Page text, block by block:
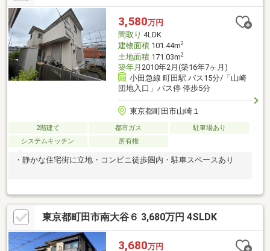
3,580万円
間取り 4LDK
建物面積101.44m2
土地面積171.03m2
築年月 2010年2月(築16年7ヶ月)
小田急線 町田駅 バス15分/「山崎
団地入口」バス停 停歩5分
東京都町田市山崎１
2階建て 都市ガス
駐車場あり
システムキッチン
所有権
・静かな住宅街に立地・コンビニ徒歩圏内・駐車スペースあり
東京都町田市南大谷６ 3,680万円 4SLDK
3,680万円